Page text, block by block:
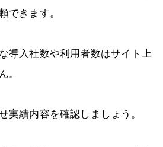
できます。
導入社数や利用者数はサイト上
。
実績内容を確認しましょう。